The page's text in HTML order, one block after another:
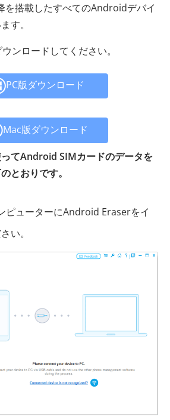
を搭載したすべてのAndroidデバイ
す。
ンロードしてください。
PC版ダウンロード
Mac版ダウンロード
てAndroid SIMカードのデータを
とおりです。
ピューターにAndroid Eraserをイ
い。